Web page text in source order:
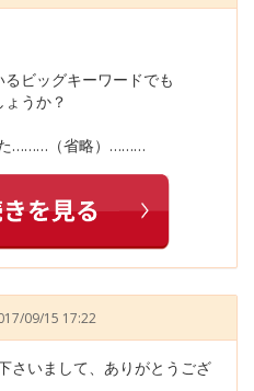
ビッグキーワードでも
うか？
た………（省略）………
09/15 17:22
さいまして、ありがとうござ